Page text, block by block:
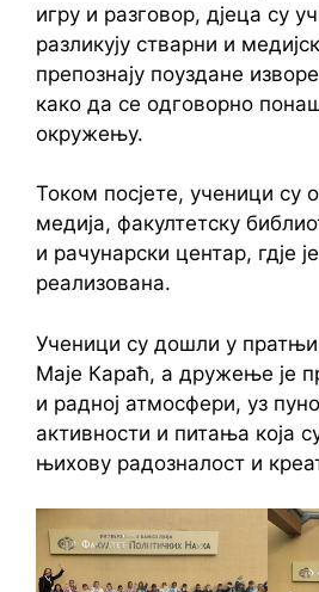
игру и разговор, дјеца су
разликују стварни и
препознају поуздане
како да се одговорно
окружењу.
Током посјете, ученици су
медија, факултетску
и рачунарски центар, гдје
реализована.
Ученици су дошли у
Маје Караћ, а дружење је
и радној атмосфери, уз
активности и питања која
њихову радозналост и